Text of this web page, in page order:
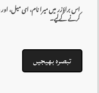
اس براؤزر میں میرا نام، ای میل،
کرنے کےلیے۔